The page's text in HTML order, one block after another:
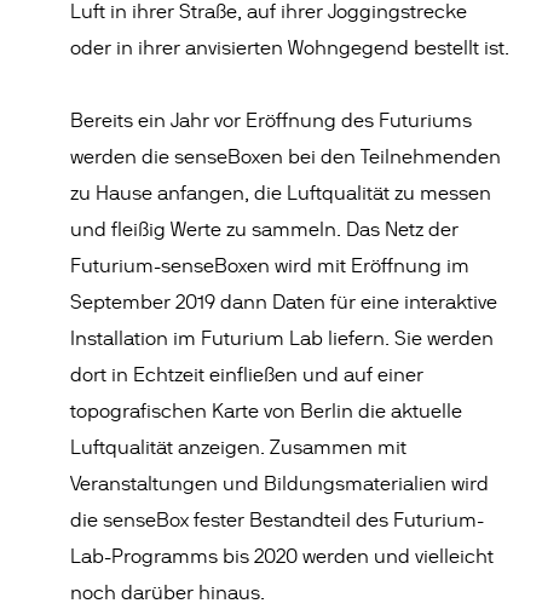
Luft in ihrer Straße, auf ihrer Joggingstrecke
oder in ihrer anvisierten Wohngegend bestellt ist.
Bereits ein Jahr vor Eröffnung des Futuriums
werden die senseBoxen bei den Teilnehmenden
zu Hause anfangen, die Luftqualität zu messen
und fleißig Werte zu sammeln. Das Netz der
Futurium-senseBoxen wird mit Eröffnung im
September 2019 dann Daten für eine interaktive
Installation im Futurium Lab liefern. Sie werden
dort in Echtzeit einfließen und auf einer
topografischen Karte von Berlin die aktuelle
Luftqualität anzeigen. Zusammen mit
Veranstaltungen und Bildungsmaterialien wird
die senseBox fester Bestandteil des Futurium-
Lab-Programms bis 2020 werden und vielleicht
noch darüber hinaus.